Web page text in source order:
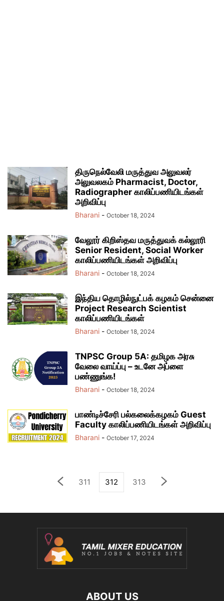
திருநெல்வேலி மருத்துவ அலுவலர்
அலுவலகம் Pharmacist, Doctor,
Radiographer காலிப்பணியிடங்கள்
அறிவிப்பு
Bharani - October 18, 2024
வேலூர் கிறிஸ்தவ மருத்துவக் கல்லூரி
Senior Resident, Social Worker
காலிப்பணியிடங்கள் அறிவிப்பு
Bharani - October 18, 2024
இந்திய தொழில்நுட்பக் கழகம் சென்னை
Project Research Scientist
காலிப்பணியிடங்கள்
Bharani - October 18, 2024
TNPSC Group 5A: தமிழக அரசு
வேலை வாய்ப்பு – உடனே அப்ளை
பண்ணுங்க!
Bharani - October 18, 2024
பாண்டிச்சேரி பல்கலைக்கழகம் Guest
Faculty காலிப்பணியிடங்கள் அறிவிப்பு
Bharani - October 17, 2024
311 312 313
ABOUT US